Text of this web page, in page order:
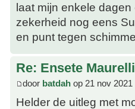
laat mijn enkele
zekerheid nog eens
en punt tegen
Re: Ensete
door batdah op 21 nov 2021
Helder de uitleg met